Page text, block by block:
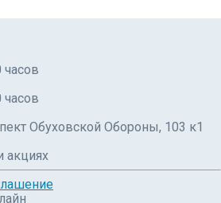
часов
часов
Обуховской Обороны, 103 к1
акциях